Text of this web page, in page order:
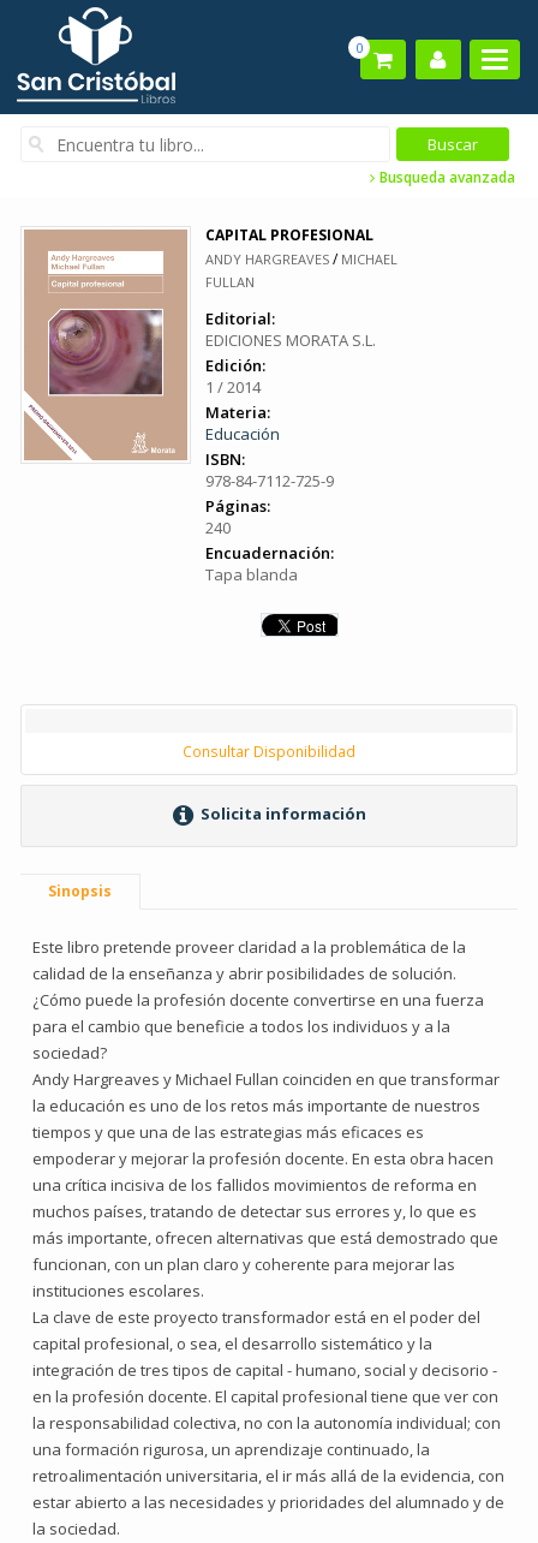
0
Busqueda avanzada
CAPITAL PROFESIONAL
ANDY HARGREAVES / MICHAEL
FULLAN
Editorial:
EDICIONES MORATA S.L.
Edición:
1 / 2014
Materia:
Educación
ISBN:
978-84-7112-725-9
Páginas:
240
Encuadernación:
Tapa blanda
Consultar Disponibilidad
Solicita información
Sinopsis
Este libro pretende proveer claridad a la problemática de la
calidad de la enseñanza y abrir posibilidades de solución.
¿Cómo puede la profesión docente convertirse en una fuerza
para el cambio que beneficie a todos los individuos y a la
sociedad?
Andy Hargreaves y Michael Fullan coinciden en que transformar
la educación es uno de los retos más importante de nuestros
tiempos y que una de las estrategias más eficaces es
empoderar y mejorar la profesión docente. En esta obra hacen
una crítica incisiva de los fallidos movimientos de reforma en
muchos países, tratando de detectar sus errores y, lo que es
más importante, ofrecen alternativas que está demostrado que
funcionan, con un plan claro y coherente para mejorar las
instituciones escolares.
La clave de este proyecto transformador está en el poder del
capital profesional, o sea, el desarrollo sistemático y la
integración de tres tipos de capital - humano, social y decisorio -
en la profesión docente. El capital profesional tiene que ver con
la responsabilidad colectiva, no con la autonomía individual; con
una formación rigurosa, un aprendizaje continuado, la
retroalimentación universitaria, el ir más allá de la evidencia, con
estar abierto a las necesidades y prioridades del alumnado y de
la sociedad.